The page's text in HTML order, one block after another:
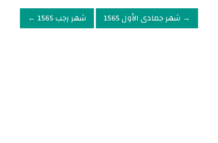
→ شهر جمادى الأول 1565
شهر رجب 1565 ←